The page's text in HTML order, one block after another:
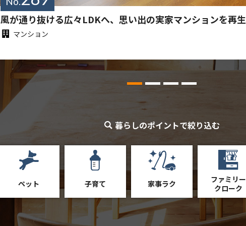
風が通り抜ける広々LDKへ、思い出の実家マンションを再生
マンション
暮らしのポイントで絞り込む
ペット 子育て 家事ラク
ファミリー
クローク